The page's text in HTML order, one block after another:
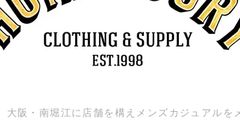
大阪・南堀江に店舗を構えメンズカジュアル